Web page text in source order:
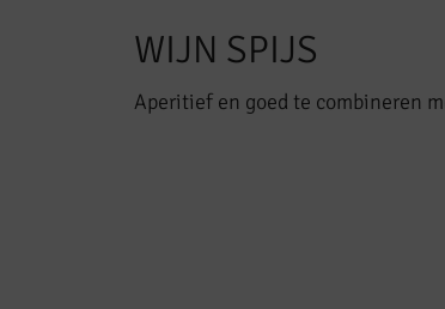
WIJN SPIJS
Aperitief en goed te combineren